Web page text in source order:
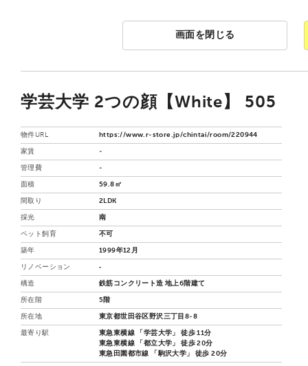
画面を閉じる
学芸大学 2つの顔【White】 505
物件URL https://www.r-store.jp/chintai/room/220944
家賃 -
管理費 -
面積 59.8㎡
間取り 2LDK
採光 南
ペット飼育 不可
築年 1999年12月
リノベーション ‐
構造 鉄筋コンクリート造 地上6階建て
所在階 5階
所在地 東京都世田谷区野沢三丁目8-8
最寄り駅
東急東横線 「学芸大学」 徒歩 11分
東急東横線 「都立大学」 徒歩 20分
東急田園都市線 「駒沢大学」 徒歩 20分